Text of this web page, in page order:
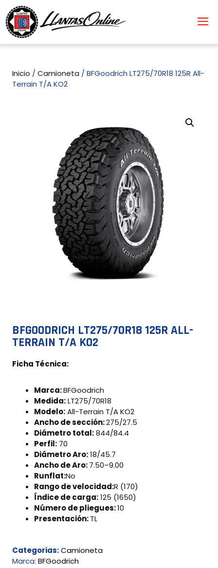
Inicio / Camioneta / BFGoodrich LT275/70R18 125R All-
Terrain T/A KO2
BFGOODRICH LT275/70R18 125R ALL-
TERRAIN T/A KO2
Ficha Técnica:
Marca:BFGoodrich
Medida:LT275/70R18
Modelo:All-Terrain T/A KO2
Ancho de sección:275/27.5
Diámetro total:844/84.4
Perfil: 70
Diámetro Aro:18/45.7
Ancho de Aro:7.50–9.00
Runflat:No
Rango de velocidad:R (170)
Índice de carga:125 (1650)
Número de pliegues:10
Presentación:TL
Categorias:Camioneta
Marca: BFGoodrich